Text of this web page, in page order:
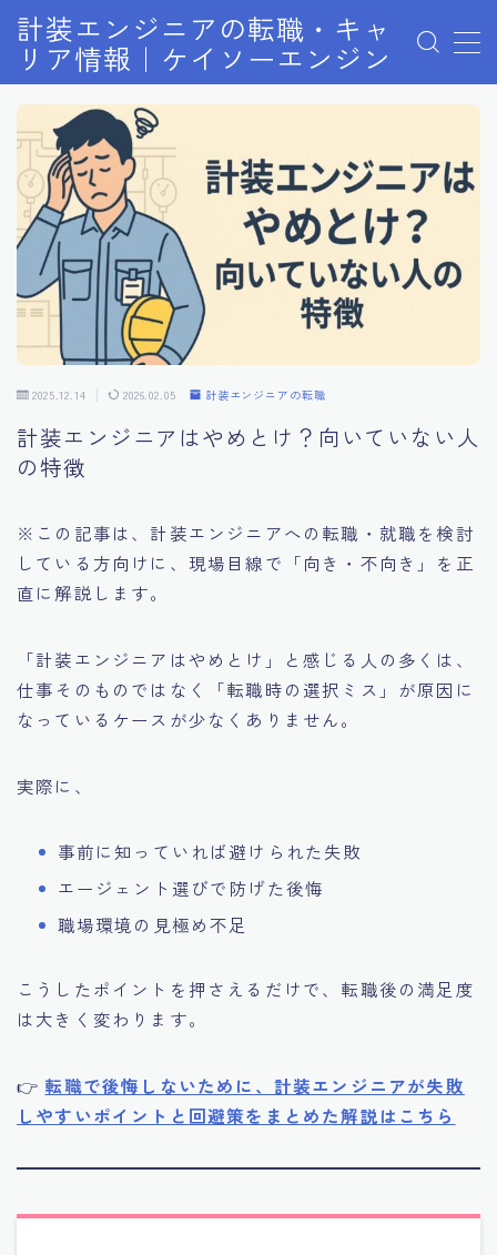
計装エンジニアの転職・キャ
リア情報｜ケイソーエンジン
MENU
PICKUP記事4選
お問い合わせ
プライバシーポリシー
プロフィール
利用規約／特定商取引法に基づく表記
有料記事の決済完了ページ
特定商取引法に基づく表記
運営者情報
2025.12.14 2026.02.05 計装エンジニアの転職
計装エンジニアはやめとけ？向いていない人
の特徴
※この記事は、計装エンジニアへの転職・就職を検討
している方向けに、現場目線で「向き・不向き」を正
直に解説します。
「計装エンジニアはやめとけ」と感じる人の多くは、
仕事そのものではなく「転職時の選択ミス」が原因に
なっているケースが少なくありません。
実際に、
事前に知っていれば避けられた失敗
エージェント選びで防げた後悔
職場環境の見極め不足
こうしたポイントを押さえるだけで、転職後の満足度
は大きく変わります。
👉 転職で後悔しないために、計装エンジニアが失敗
しやすいポイントと回避策をまとめた解説はこちら